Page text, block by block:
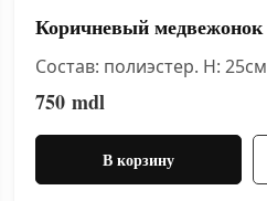
Коричневый медвежонок
Состав: полиэстер. H: 25см
750 mdl
В корзину